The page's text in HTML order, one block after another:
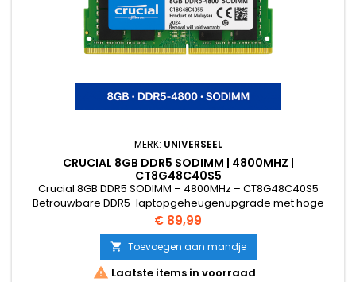
MERK: UNIVERSEEL
CRUCIAL 8GB DDR5 SODIMM | 4800MHZ |
CT8G48C40S5
Crucial 8GB DDR5 SODIMM – 4800MHz – CT8G48C40S5
Betrouwbare DDR5-laptopgeheugenupgrade met hoge
snelheid Specificaties Capaciteit: 8GB Type: DDR5 SODIMM
(Laptop) Snelheid: 4800MHz Voltage: 1.1V CAS Latency: CL40
Module: Non-ECC, Unbuffered Form factor: 260-pin SODIMM
Modelnummer: CT8G48C40S5
Prijs
€ 89,99
 Toevoegen aan mandje
 Laatste items in voorraad